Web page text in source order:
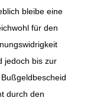
bleibe eine
für den
jedoch bis zur
durch den